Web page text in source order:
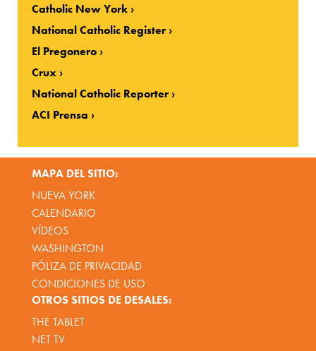
Catholic New York
National Catholic Register
El Pregonero
Crux
National Catholic Reporter
ACI Prensa
MAPA DEL SITIO:
NUEVA YORK
CALENDARIO
VÍDEOS
WASHINGTON
PÓLIZA DE PRIVACIDAD
CONDICIONES DE USO
OTROS SITIOS DE DESALES:
THE TABLET
NET TV